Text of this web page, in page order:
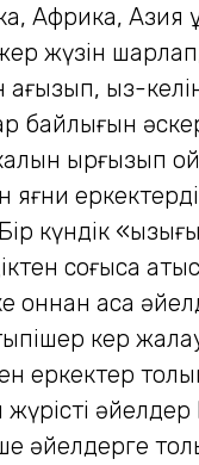
Африка,
жүзін
қыз-
байлығын
еркектерді
күндік
соғысқа
аса
кер
еркектер
әйелдерге